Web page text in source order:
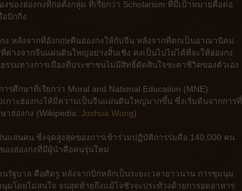
งของฮ่องกงที่ก่อตั้งกลุ่ม ที่เรียกว่า Scholarism ที่มีเป้าหมายคือต่อ
ปักกิ่ง
ง หลังจากที่อังกฤษคืนฮ่องกงให้กับจีน หลังจากที่ตกเป็นอาณานิคม
างจากจีนแผ่นดินใหญ่อย่างสิ้นเชิง คงเป็นไปไม่ได้ที่จะให้ฮ่องกง
มทางการเมืองที่ประชาชนไม่มีสิทธิ์ตัดสินใจชะตาชีวิตของตัวเอง
รศึกษาที่เรียกว่า Moral and National Education (MNE)
กาะฮ่องกงให้มีความเป็นจีนแผ่นดินใหญ่มากขึ้น ซึ่งเริ่มต้นจากการที่
าฮ่องกง (Wikipedia: Joshua Wong)
แสนคน ซึ่งจุดสูงสุดของการเข้าร่วมปฏิบัติการร่มคือ 140,000 คน
องฮ่องกงที่มีผู้นำคือคนรุ่นใหม่
รัฐบาล คือศัตรู หลังจากปักหลักเป็นระยะเวลายาวนาน การชุมนุม
มโดยไม่สนใจ จนสุดท้ายถึงแม้โจชัวจะประท้วงด้วยการอดอาหาร